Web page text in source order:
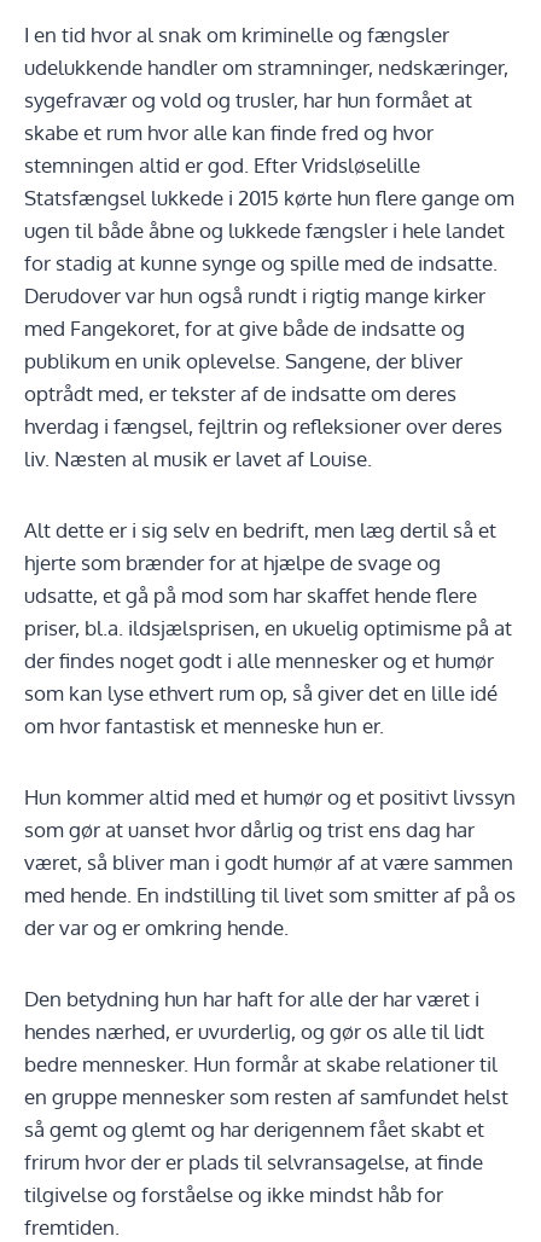
I en tid hvor al snak om kriminelle og fængsler
udelukkende handler om stramninger, nedskæringer,
sygefravær og vold og trusler, har hun formået at
skabe et rum hvor alle kan finde fred og hvor
stemningen altid er god. Efter Vridsløselille
Statsfængsel lukkede i 2015 kørte hun flere gange om
ugen til både åbne og lukkede fængsler i hele landet
for stadig at kunne synge og spille med de indsatte.
Derudover var hun også rundt i rigtig mange kirker
med Fangekoret, for at give både de indsatte og
publikum en unik oplevelse. Sangene, der bliver
optrådt med, er tekster af de indsatte om deres
hverdag i fængsel, fejltrin og refleksioner over deres
liv. Næsten al musik er lavet af Louise.
Alt dette er i sig selv en bedrift, men læg dertil så et
hjerte som brænder for at hjælpe de svage og
udsatte, et gå på mod som har skaffet hende flere
priser, bl.a. ildsjælsprisen, en ukuelig optimisme på at
der findes noget godt i alle mennesker og et humør
som kan lyse ethvert rum op, så giver det en lille idé
om hvor fantastisk et menneske hun er.
Hun kommer altid med et humør og et positivt livssyn
som gør at uanset hvor dårlig og trist ens dag har
været, så bliver man i godt humør af at være sammen
med hende. En indstilling til livet som smitter af på os
der var og er omkring hende.
Den betydning hun har haft for alle der har været i
hendes nærhed, er uvurderlig, og gør os alle til lidt
bedre mennesker. Hun formår at skabe relationer til
en gruppe mennesker som resten af samfundet helst
så gemt og glemt og har derigennem fået skabt et
frirum hvor der er plads til selvransagelse, at finde
tilgivelse og forståelse og ikke mindst håb for
fremtiden.